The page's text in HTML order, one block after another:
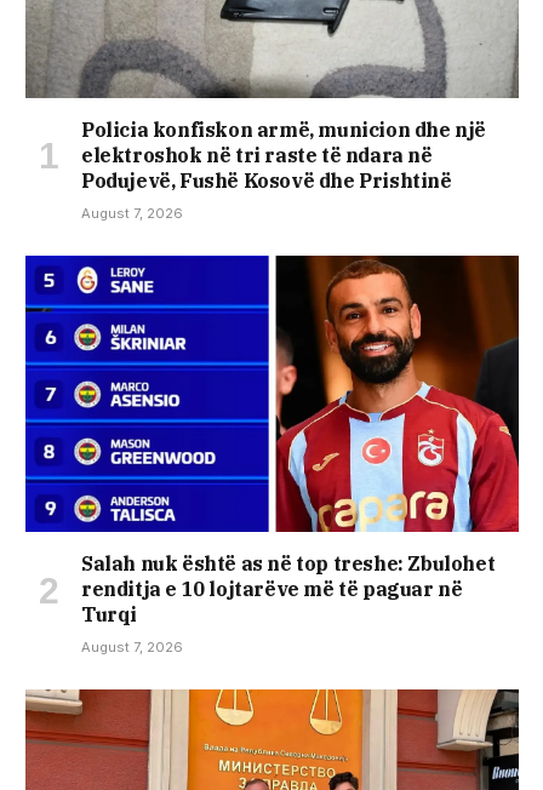
Policia konfiskon armë, municion dhe një
elektroshok në tri raste të ndara në
Podujevë, Fushë Kosovë dhe Prishtinë
August 7, 2026
Salah nuk është as në top treshe: Zbulohet
renditja e 10 lojtarëve më të paguar në
Turqi
August 7, 2026